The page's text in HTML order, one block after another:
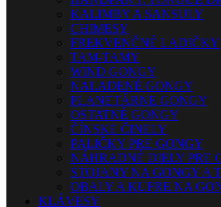
KALIMBY A SANSULY
CHIMESY
FREKVENČNÉ LADIČKY
TAM-TAMY
WIND GONGY
NALADENÉ GONGY
PLANETÁRNE GONGY
OSTATNÉ GONGY
ČÍNSKE ČINELY
PALIČKY PRE GONGY
NÁHRADNÉ DIELY PRE
STOJANY NA GONGY A
OBALY A KUFRE NA
KLÁVESY